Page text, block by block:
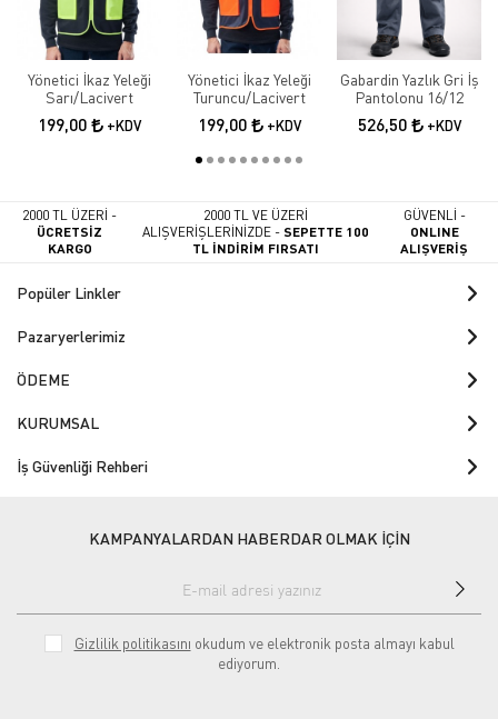
Yönetici İkaz Yeleği
Sarı/Lacivert
199,00 +KDV
Yönetici İkaz Yeleği
Turuncu/Lacivert
199,00 +KDV
Gabardin Yazlık Gri İş
Pantolonu 16/12
526,50 +KDV
2000 TL ÜZERİ -
ÜCRETSİZ
KARGO
2000 TL VE ÜZERİ
ALIŞVERİŞLERİNİZDE -SEPETTE 100
TL İNDİRİM FIRSATI
GÜVENLİ -
ONLINE
ALIŞVERİŞ
Popüler Linkler
Pazaryerlerimiz
ÖDEME
KURUMSAL
İş Güvenliği Rehberi
KAMPANYALARDAN HABERDAR OLMAK İÇİN
Gizlilik politikasını okudum ve elektronik posta almayı kabul
ediyorum.